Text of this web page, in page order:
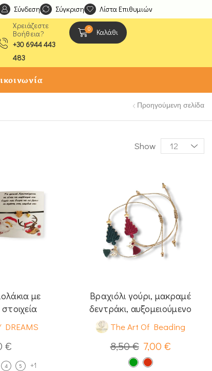
Ανακαλύψτε μοναδικές δημιουργίες από τους
Σύνδεση Σύγκριση Λίστα Επιθυμιών
Χρειάζεστε
Βοήθεια?
+30 6944 443
483
0 Καλάθι
Προηγούμενη σελίδα
Show
με
DREAMS
€
4 5 +1
Βραχιόλι γούρι, μακραμέ
δεντράκι, αυξομειούμενο
The Art Of Beading
8,50€ 7,00 €